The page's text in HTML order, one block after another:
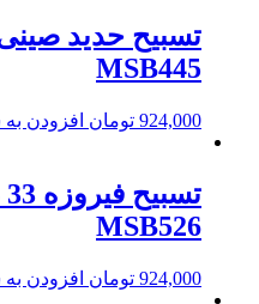
MSB445
924,000 تومان افزودن
MSB526
924,000 تومان افزودن